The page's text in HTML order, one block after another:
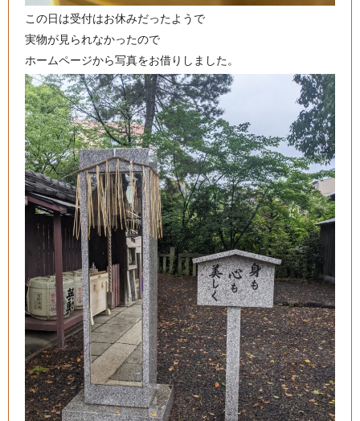
この日は受付はお休みだったようで
実物が見られなかったので
ホームページから写真をお借りしました。